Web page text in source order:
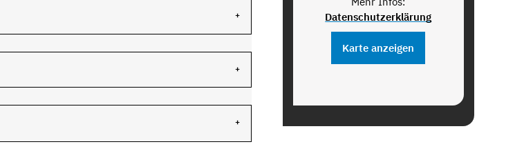
Datenschutzerklärung
Karte anzeigen